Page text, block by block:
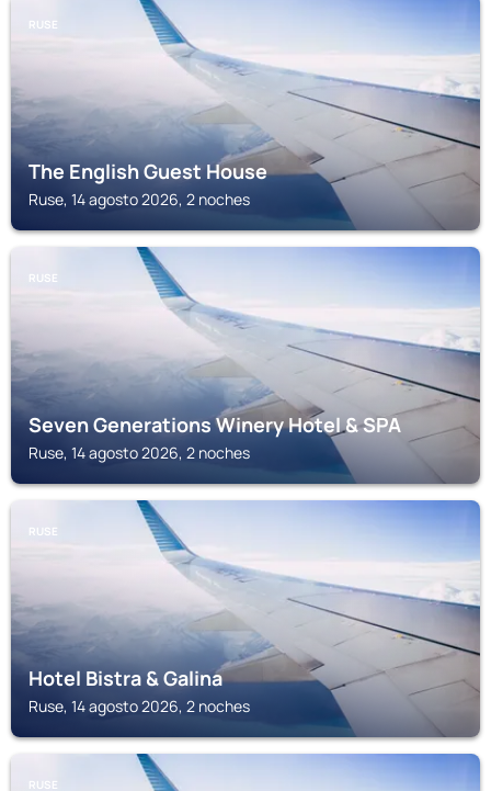
RUSE
The English Guest House
Ruse, 14 agosto 2026, 2 noches
RUSE
Seven Generations Winery Hotel & SPA
Ruse, 14 agosto 2026, 2 noches
RUSE
Hotel Bistra & Galina
Ruse, 14 agosto 2026, 2 noches
RUSE